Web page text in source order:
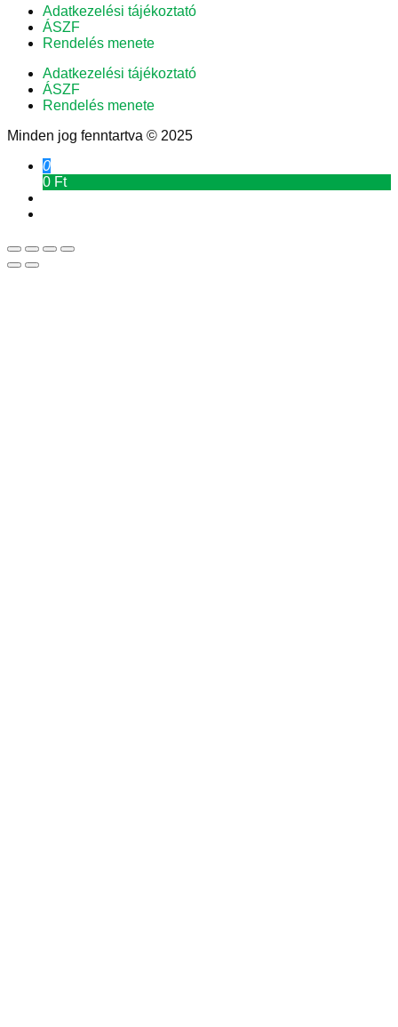
Adatkezelési tájékoztató
ÁSZF
Rendelés menete
Adatkezelési tájékoztató
ÁSZF
Rendelés menete
Minden jog fenntartva © 2025
0
0 Ft